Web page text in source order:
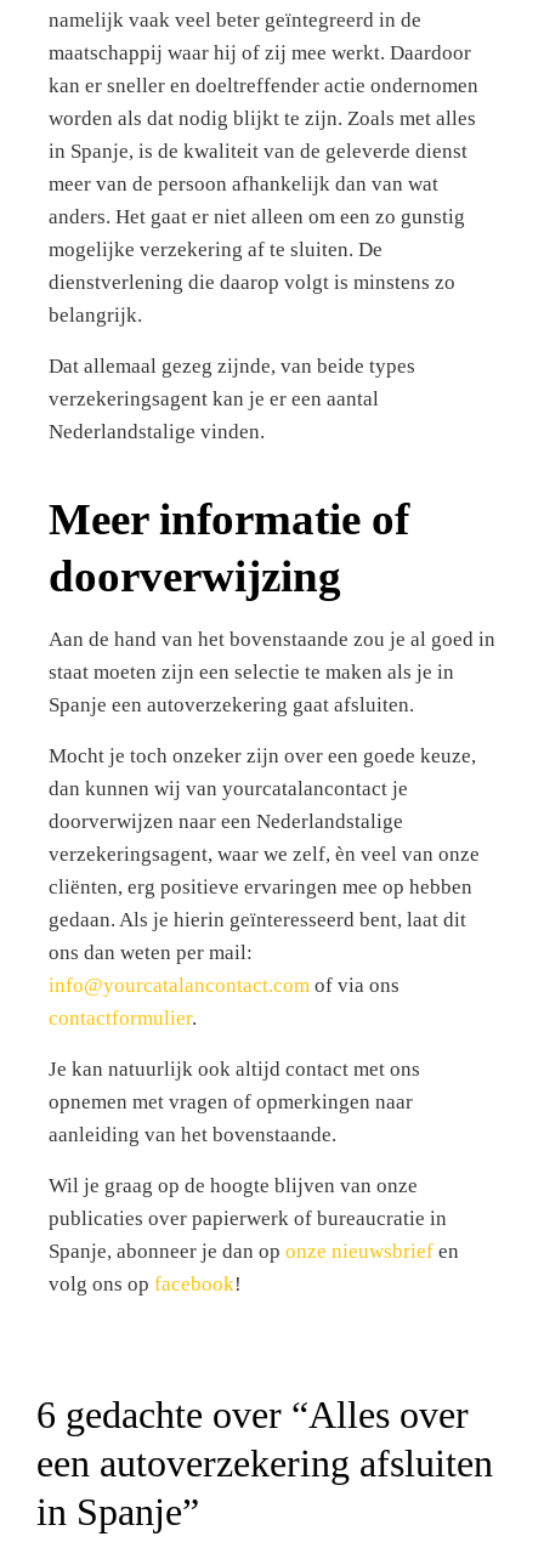
namelijk vaak veel beter geïntegreerd in de
maatschappij waar hij of zij mee werkt. Daardoor
kan er sneller en doeltreffender actie ondernomen
worden als dat nodig blijkt te zijn. Zoals met alles
in Spanje, is de kwaliteit van de geleverde dienst
meer van de persoon afhankelijk dan van wat
anders. Het gaat er niet alleen om een zo gunstig
mogelijke verzekering af te sluiten. De
dienstverlening die daarop volgt is minstens zo
belangrijk.
Dat allemaal gezeg zijnde, van beide types
verzekeringsagent kan je er een aantal
Nederlandstalige vinden.
Meer informatie of
doorverwijzing
Aan de hand van het bovenstaande zou je al goed in
staat moeten zijn een selectie te maken als je in
Spanje een autoverzekering gaat afsluiten.
Mocht je toch onzeker zijn over een goede keuze,
dan kunnen wij van yourcatalancontact je
doorverwijzen naar een Nederlandstalige
verzekeringsagent, waar we zelf, èn veel van onze
cliënten, erg positieve ervaringen mee op hebben
gedaan. Als je hierin geïnteresseerd bent, laat dit
ons dan weten per mail:
info@yourcatalancontact.com of via ons
contactformulier.
Je kan natuurlijk ook altijd contact met ons
opnemen met vragen of opmerkingen naar
aanleiding van het bovenstaande.
Wil je graag op de hoogte blijven van onze
publicaties over papierwerk of bureaucratie in
Spanje, abonneer je dan op onze nieuwsbrief en
volg ons op facebook!
6 gedachte over “Alles over
een autoverzekering afsluiten
in Spanje”